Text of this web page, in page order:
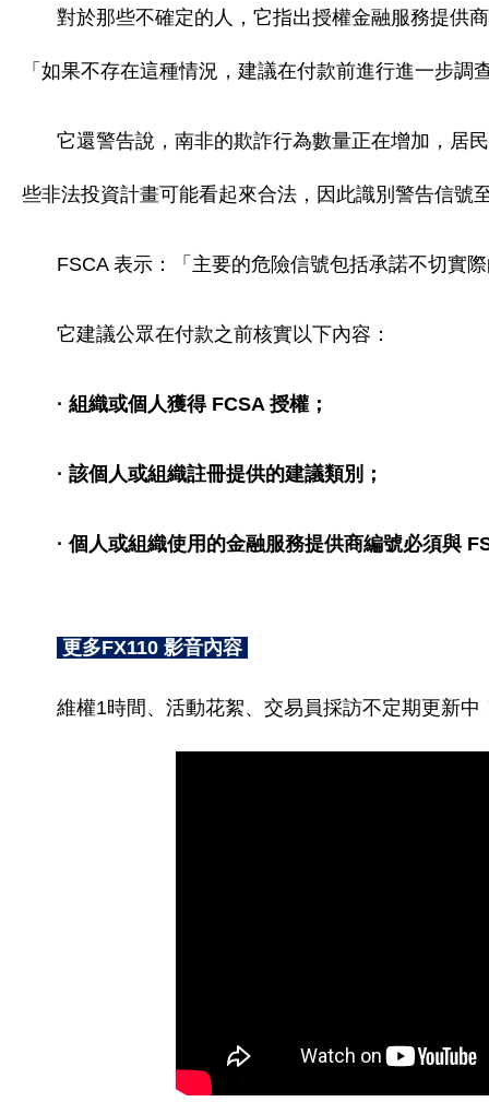
對於那些不確定的人，它指出授權金融服務提供
「如果不存在這種情況，建議在付款前進行進一步調
它還警告說，南非的欺詐行為數量正在增加，居
些非法投資計畫可能看起來合法，因此識別警告信號
FSCA 表示：「主要的危險信號包括承諾不切實
它建議公眾在付款之前核實以下內容：
· 組織或個人獲得 FCSA 授權；
· 該個人或組織註冊提供的建議類別；
· 個人或組織使用的金融服務提供商編號必須與
更多FX110 影音內容
維權1時間、活動花絮、交易員採訪不定期更新